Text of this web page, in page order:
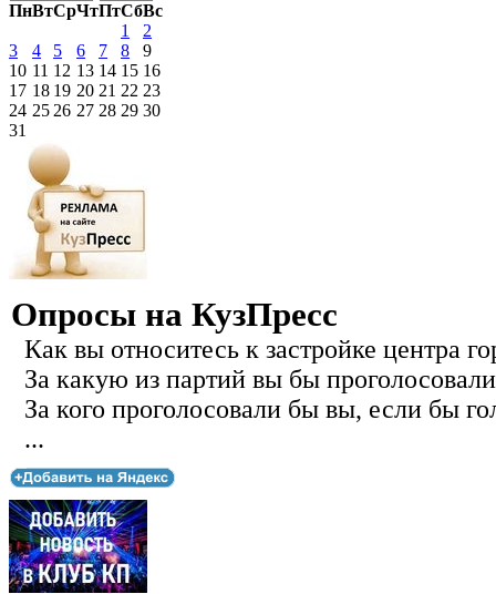
ПнВтСрЧтПтСбВс
1
2
3
4 5 6 7 8
9
10 11 12 13 14 15 16
17 18 19 20 21 22 23
24 25 26 27 28 29 30
31
Опросы на КузПресс
Как вы относитесь к застройке центра
За какую из партий вы бы
За кого проголосовали бы вы, если бы
...